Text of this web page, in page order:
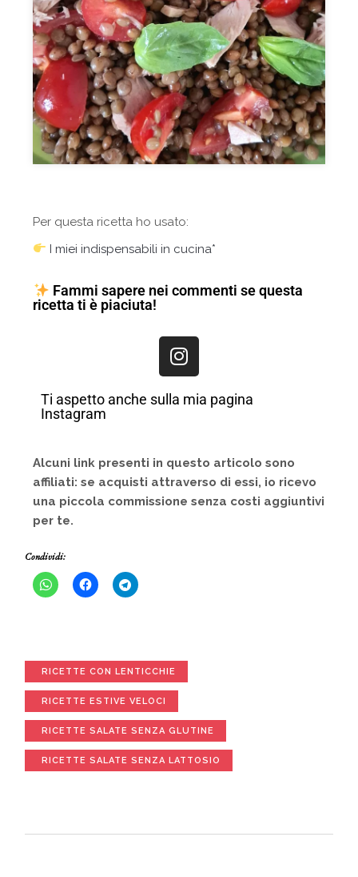
Per questa ricetta ho usato:
I miei indispensabili in cucina*
Fammi sapere nei commenti se questa
ricetta ti è piaciuta!
Ti aspetto anche sulla mia pagina
Instagram
Alcuni link presenti in questo articolo sono
affiliati: se acquisti attraverso di essi, io ricevo
una piccola commissione senza costi aggiuntivi
per te.
Condividi:
RICETTE CON LENTICCHIE
RICETTE ESTIVE VELOCI
RICETTE SALATE SENZA GLUTINE
RICETTE SALATE SENZA LATTOSIO